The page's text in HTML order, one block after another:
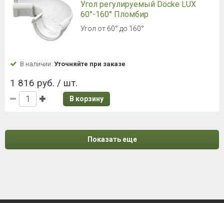
Угол регулируемый Döcke LUX
60°-160° Пломбир
Угол от 60° до 160°
В наличии: Уточняйте при заказе
1 816 руб. / шт.
В корзину
Показать еще